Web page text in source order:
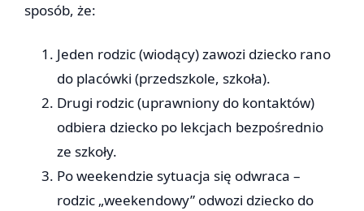
sposób, że:
Jeden rodzic (wiodący) zawozi dziecko rano
do placówki (przedszkole, szkoła).
Drugi rodzic (uprawniony do kontaktów)
odbiera dziecko po lekcjach bezpośrednio
ze szkoły.
Po weekendzie sytuacja się odwraca –
rodzic „weekendowy” odwozi dziecko do